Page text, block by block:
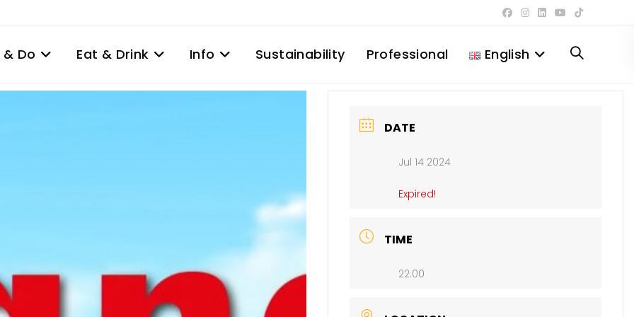
& Do Eat & Drink Info Sustainability Professional English Toggle
DATE
Jul 14 2024
Expired!
TIME
22:00